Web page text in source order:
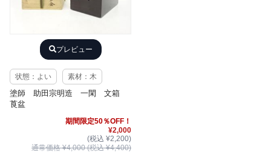
プレビュー
状態：よい 素材：木
塗師 助田宗明造 一閑 文箱
莨盆
期間限定50％OFF！
¥2,000
(税込 ¥2,200)
通常価格 ¥4,000 (税込 ¥4,400)